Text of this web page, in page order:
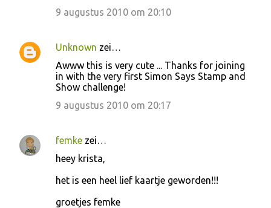
9 augustus 2010 om 20:10
Unknown zei…
Awww this is very cute ... Thanks for joining
in with the very first Simon Says Stamp and
Show challenge!
9 augustus 2010 om 20:17
femke zei…
heey krista,
het is een heel lief kaartje geworden!!!
groetjes femke